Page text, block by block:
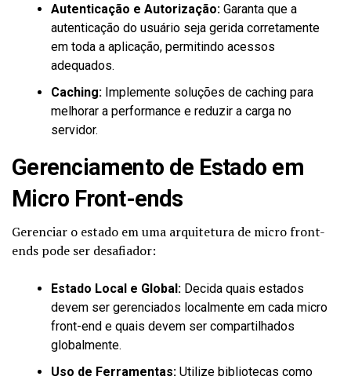
Autenticação e Autorização: Garanta que a
autenticação do usuário seja gerida corretamente
em toda a aplicação, permitindo acessos
adequados.
Caching: Implemente soluções de caching para
melhorar a performance e reduzir a carga no
servidor.
Gerenciamento de Estado em
Micro Front-ends
Gerenciar o estado em uma arquitetura de micro front-
ends pode ser desafiador:
Estado Local e Global: Decida quais estados
devem ser gerenciados localmente em cada micro
front-end e quais devem ser compartilhados
globalmente.
Uso de Ferramentas: Utilize bibliotecas como